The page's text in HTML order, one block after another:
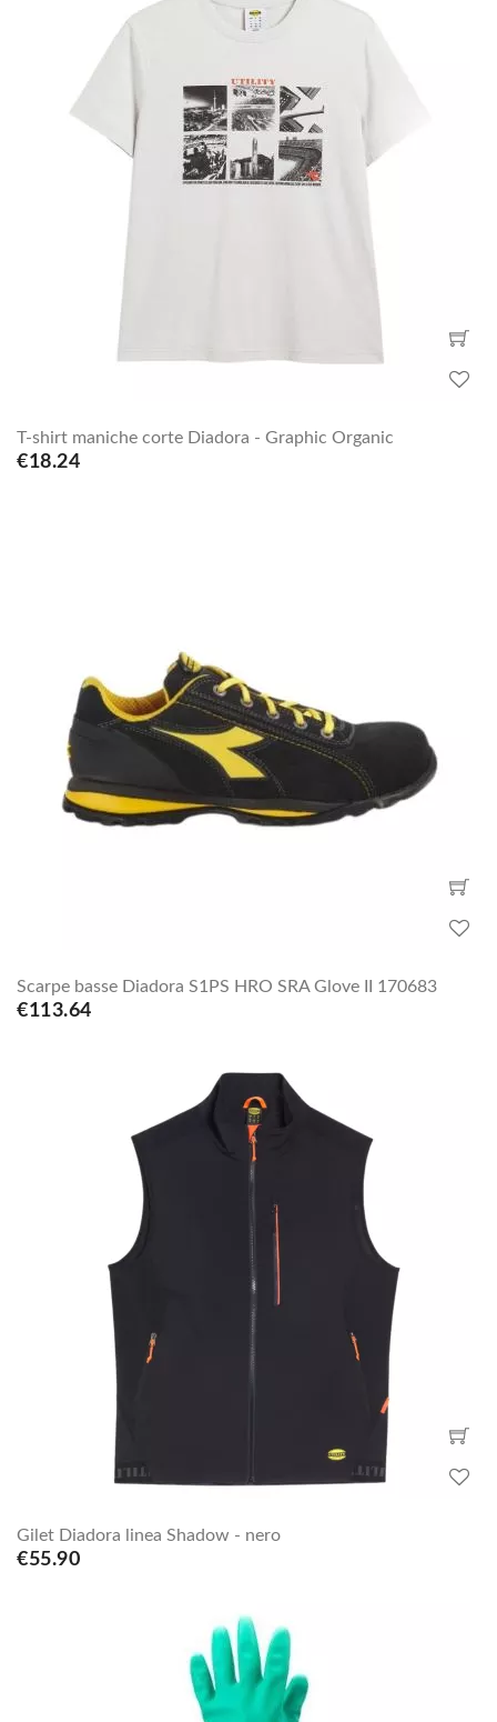
T-shirt maniche corte Diadora - Graphic Organic
€18.24
Scarpe basse Diadora S1PS HRO SRA Glove II 170683
€113.64
Gilet Diadora linea Shadow - nero
€55.90